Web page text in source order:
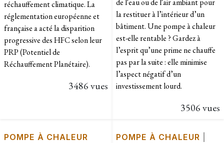
réchauffement climatique. La
réglementation européenne et
française a acté la disparition
progressive des HFC selon leur
PRP (Potentiel de
Réchauffement Planétaire).
3486 vues
de l'eau ou de l'air ambiant pour
la restituer à l’intérieur d’un
bâtiment. Une pompe à chaleur
est-elle rentable ? Gardez à
l’esprit qu’une prime ne chauffe
pas par la suite : elle minimise
l’aspect négatif d’un
investissement lourd.
3506 vues
POMPE À CHALEUR POMPE À CHALEUR